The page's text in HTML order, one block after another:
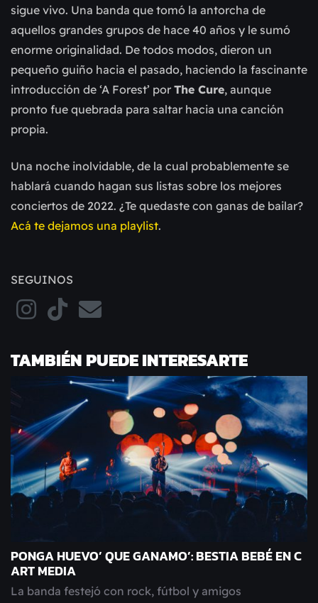
sigue vivo. Una banda que tomó la antorcha de
aquellos grandes grupos de hace 40 años y le sumó
enorme originalidad. De todos modos, dieron un
pequeño guiño hacia el pasado, haciendo la fascinante
introducción de ‘A Forest’ por The Cure, aunque
pronto fue quebrada para saltar hacia una canción
propia.
Una noche inolvidable, de la cual probablemente se
hablará cuando hagan sus listas sobre los mejores
conciertos de 2022. ¿Te quedaste con ganas de bailar?
Acá te dejamos una playlist.
SEGUINOS
TAMBIÉN PUEDE INTERESARTE
PONGA HUEVO’ QUE GANAMO’: BESTIA BEBÉ EN C
ART MEDIA
La banda festejó con rock, fútbol y amigos